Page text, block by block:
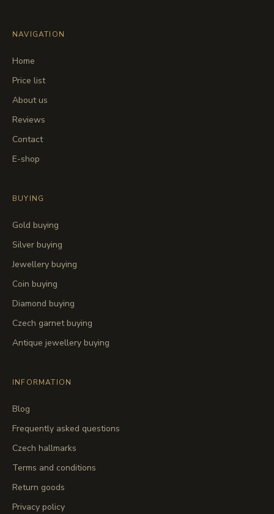
NAVIGATION
Home
Price list
About us
Reviews
Contact
E-shop
BUYING
Gold buying
Silver buying
Jewellery buying
Coin buying
Diamond buying
Czech garnet buying
Antique jewellery buying
INFORMATION
Blog
Frequently asked questions
Czech hallmarks
Terms and conditions
Return goods
Privacy policy